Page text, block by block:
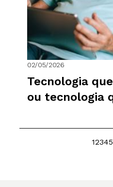
02/05/2026
Tecnologia
ou tecnologia
12345